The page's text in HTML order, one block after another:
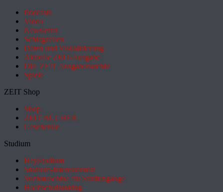
Podcasts
Video
Newsletter
Schlagzeilen
Daten und Visualisierung
Aktuelle ZEIT-Ausgabe
DIE ZEIT Ausgabenarchiv
Spiele
ZEIT Shop
Shop
ZEIT BÜCHER
Geschenke
Studium
HeyStudium
Studium-Interessentest
Suchmaschine für Studiengänge
Hochschulranking